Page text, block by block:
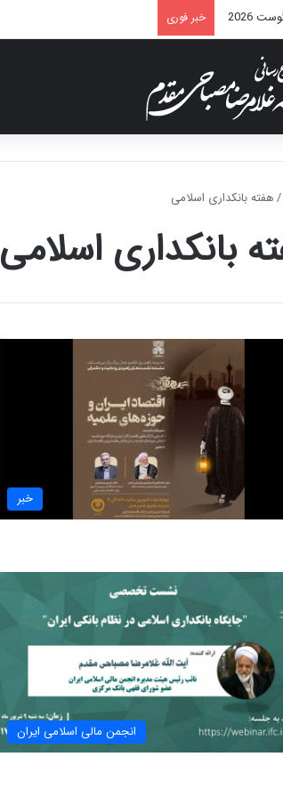
خبر فوری
/هفته بانکداری اسلامی
بانکداری اسلامی
خبر
انجمن مالی اسلامی ایران